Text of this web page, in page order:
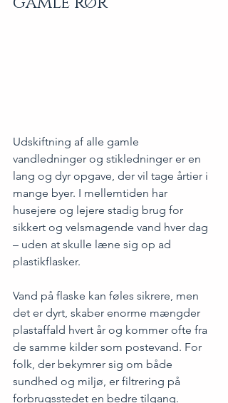
Udskiftning af alle gamle
vandledninger og stikledninger er en
lang og dyr opgave, der vil tage årtier i
mange byer. I mellemtiden har
husejere og lejere stadig brug for
sikkert og velsmagende vand hver dag
– uden at skulle læne sig op ad
plastikflasker.
Vand på flaske kan føles sikrere, men
det er dyrt, skaber enorme mængder
plastaffald hvert år og kommer ofte fra
de samme kilder som postevand. For
folk, der bekymrer sig om både
sundhed og miljø, er filtrering på
forbrugsstedet en bedre tilgang.